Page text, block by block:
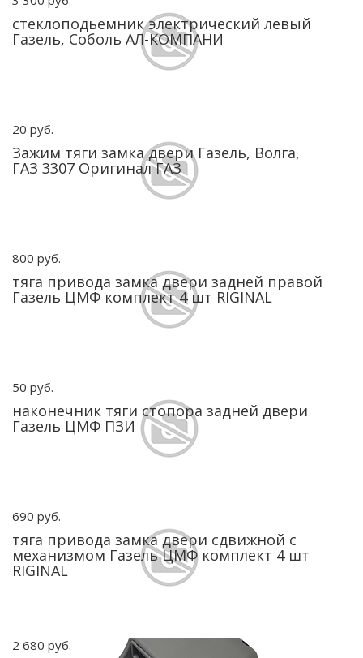
стеклоподьемник электрический левый
Газель, Соболь АЛ-КОМПАНИ
20 руб.
Зажим тяги замка двери Газель, Волга,
ГАЗ 3307 Оригинал ГАЗ
800 руб.
тяга привода замка двери задней правой
Газель ЦМФ комплект 4 шт RIGINAL
50 руб.
наконечник тяги стопора задней двери
Газель ЦМФ ПЗИ
690 руб.
тяга привода замка двери сдвижной с
механизмом Газель ЦМФ комплект 4 шт
RIGINAL
2 680 руб.